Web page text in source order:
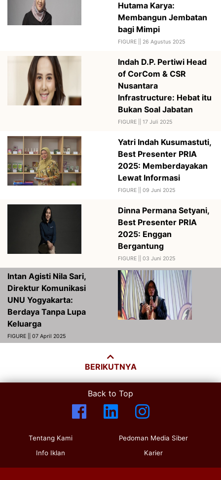
Hutama Karya:
Membangun Jembatan
bagi Mimpi
FIGURE || 26 Agustus 2025
Indah D.P. Pertiwi Head
of CorCom & CSR
Nusantara
Infrastructure: Hebat itu
Bukan Soal Jabatan
FIGURE || 17 Juli 2025
Yatri Indah Kusumastuti,
Best Presenter PRIA
2025: Memberdayakan
Lewat Informasi
FIGURE || 09 Juni 2025
Dinna Permana Setyani,
Best Presenter PRIA
2025: Enggan
Bergantung
FIGURE || 03 Juni 2025
Intan Agisti Nila Sari,
Direktur Komunikasi
UNU Yogyakarta:
Berdaya Tanpa Lupa
Keluarga
FIGURE || 07 April 2025
BERIKUTNYA
Back to Top
Tentang Kami
Info Iklan
Pedoman Media Siber
Karier